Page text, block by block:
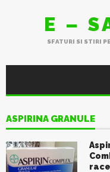
E –
SFATURI SI STIRI
ASPIRINA GRANULE